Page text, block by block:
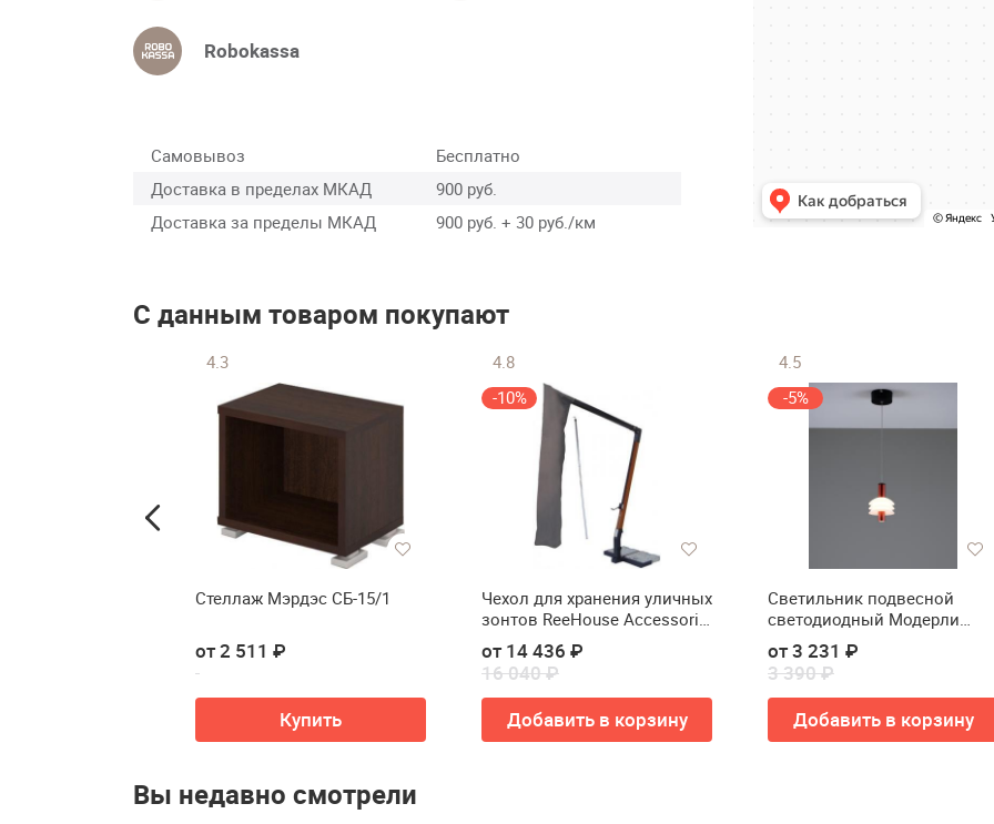
Robokassa
Самовывоз
Бесплатно
Доставка в пределах МКАД
900 руб.
Доставка за пределы МКАД
900 руб. + 30 руб./км
С данным товаром покупают
4.3
Стеллаж Мэрдэс СБ-15/1
от 2 511 ₽
Купить
4.8
-10%
Чехол для хранения уличных
зонтов ReeHouse Accessori
2030/3030/3040/3535/3500/40
00
от 14 436 ₽
16 040 ₽
Добавить в корзину
4.5
-5%
Светильник подвесной
светодиодный Модерли
V10877-PL
Сильв(Светильник
подвесной светодиодный
Moderli V10877-PL Sylv)
от 3 231 ₽
3 390 ₽
Добавить в корзину
Вы недавно смотрели